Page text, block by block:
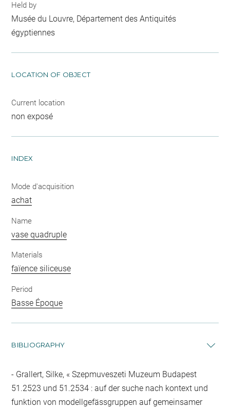
Held by
Musée du Louvre, Département des Antiquités
égyptiennes
LOCATION OF OBJECT
Current location
non exposé
INDEX
Mode d'acquisition
achat
Name
vase quadruple
Materials
faïence siliceuse
Period
Basse Époque
BIBLIOGRAPHY
Grallert, Silke, « Szepmuveszeti Muzeum Budapest
51.2523 und 51.2534 : auf der suche nach kontext und
funktion von modellgefässgruppen auf gemeinsamer